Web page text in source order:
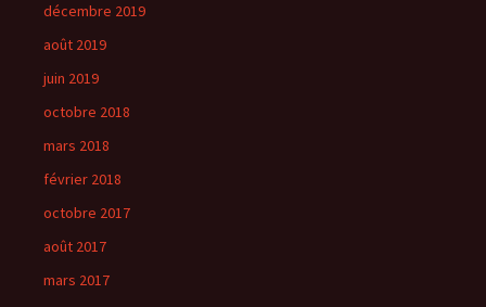
décembre 2019
août 2019
juin 2019
octobre 2018
mars 2018
février 2018
octobre 2017
août 2017
mars 2017